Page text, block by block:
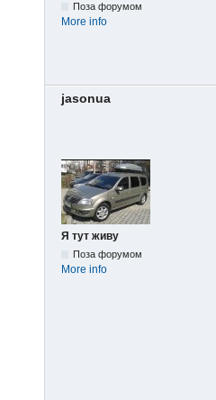
Поза форумом
More info
jasonua
Я тут живу
Поза форумом
More info